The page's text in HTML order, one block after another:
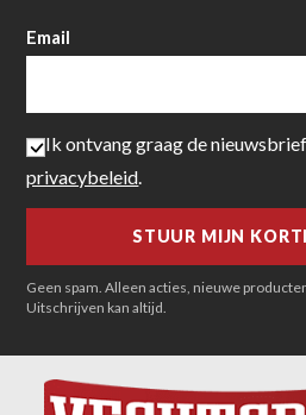
Email
Ik ontvang graag de
privacybeleid.
Geen spam. Alleen acties, nieuwe
Uitschrijven kan altijd.